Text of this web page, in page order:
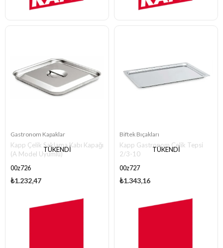
TÜKENDI
Gastronom Kapaklar
Kapp Çelik Saklama Kabı Kapağı
(A Model Uyumlu)
00z726
₺1.232,47
TÜKENDI
Biftek Bıçakları
Kapp Gastronom Çelik Tepsi
2/3-10
00z727
₺1.343,16